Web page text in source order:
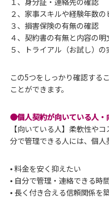
２、家事スキルや経験年数
３、損害保険の有無の確認
４、契約書の有無と内容の明
５、トライアル（お試し）の
この5つをしっかり確認する
ことができます。
●個人契約が向いている人・
【向いている人】柔軟性や
分で管理できる人には、個人
• 料金を安く抑えたい
• 自分で管理・連絡できる時
• 長く付き合える信頼関係を